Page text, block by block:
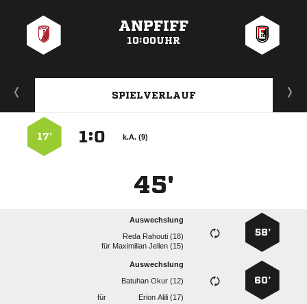
ANPFIFF
10:00UHR
SPIELVERLAUF
k.A. (9)
:
17’
45'
58’
Auswechslung
  
für   
60’
Auswechslung
  
für
  